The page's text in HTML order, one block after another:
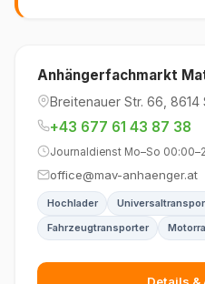
Anhängerfachmarkt
Breitenauer Str. 66,
+43 677 61 43 87 38
Journaldienst Mo–So
office@mav-anhaenger.at
Hochlader
Fahrzeugtransporter